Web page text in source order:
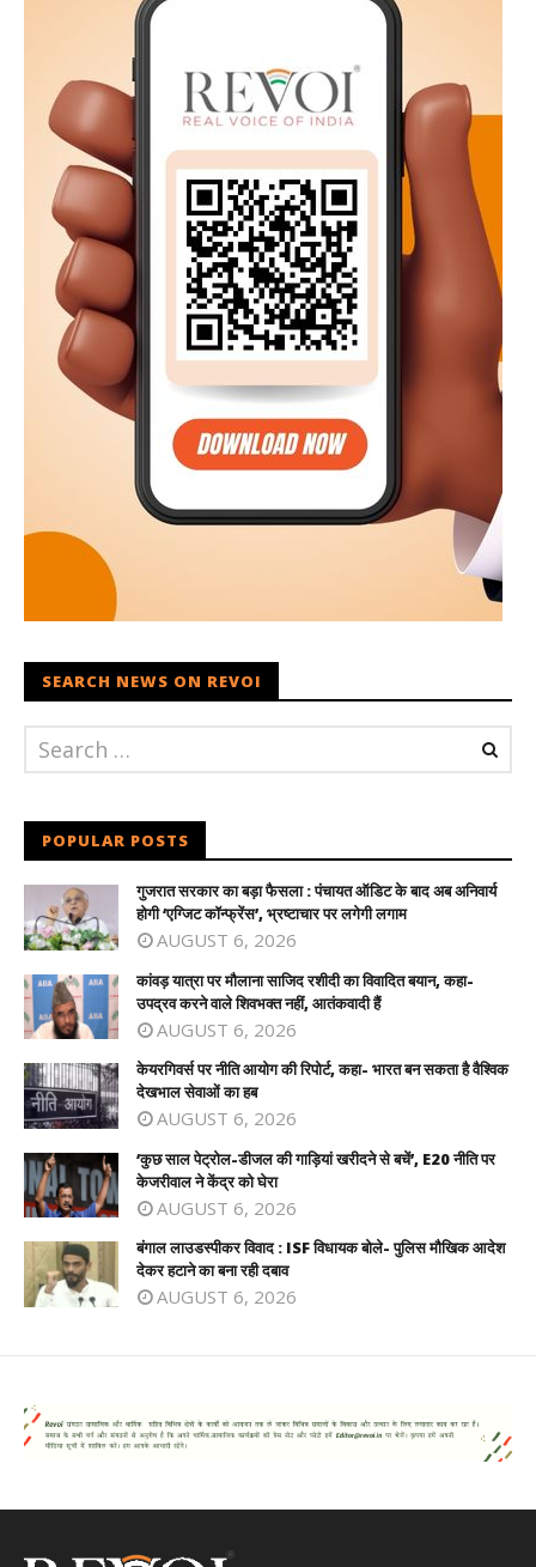
SEARCH NEWS ON REVOI
POPULAR POSTS
गुजरात सरकार का बड़ा फैसला : पंचायत ऑडिट के बाद अब अनिवार्य
होगी ‘एग्जिट कॉन्फ्रेंस’, भ्रष्टाचार पर लगेगी लगाम
AUGUST 6, 2026
कांवड़ यात्रा पर मौलाना साजिद रशीदी का विवादित बयान, कहा-
उपद्रव करने वाले शिवभक्त नहीं, आतंकवादी हैं
AUGUST 6, 2026
केयरगिवर्स पर नीति आयोग की रिपोर्ट, कहा- भारत बन सकता है वैश्विक
देखभाल सेवाओं का हब
AUGUST 6, 2026
‘कुछ साल पेट्रोल-डीजल की गाड़ियां खरीदने से बचें’, E20 नीति पर
केजरीवाल ने केंद्र को घेरा
AUGUST 6, 2026
बंगाल लाउडस्पीकर विवाद : ISF विधायक बोले- पुलिस मौखिक आदेश
देकर हटाने का बना रही दबाव
AUGUST 6, 2026